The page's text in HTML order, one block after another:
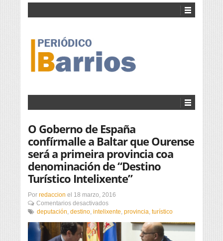
O Goberno de España
confírmalle a Baltar que Ourense
será a primeira provincia coa
denominación de “Destino
Turístico Intelixente”
Por redaccion el 18 marzo, 2016
Comentarios desactivadosen
O
de
España
deputación, destino, intelixente, provincia, turístico